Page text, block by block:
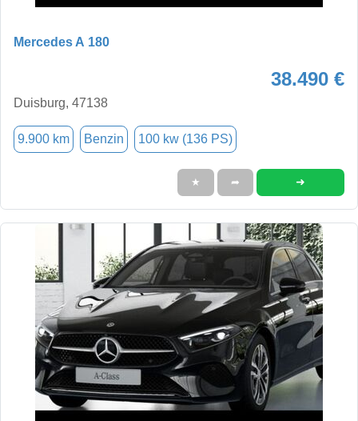
Mercedes A 180
38.490 €
Duisburg, 47138
9.900 km Benzin 100 kw (136 PS)
★ ➦ ➜